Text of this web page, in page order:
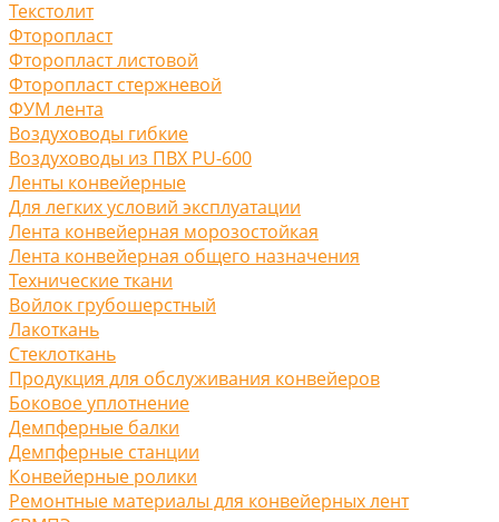
Текстолит
Фторопласт
Фторопласт листовой
Фторопласт стержневой
ФУМ лента
Воздуховоды гибкие
Воздуховоды из ПВХ PU-600
Ленты конвейерные
Для легких условий эксплуатации
Лента конвейерная морозостойкая
Лента конвейерная общего назначения
Технические ткани
Войлок грубошерстный
Лакоткань
Стеклоткань
Продукция для обслуживания конвейеров
Боковое уплотнение
Демпферные балки
Демпферные станции
Конвейерные ролики
Ремонтные материалы для конвейерных лент